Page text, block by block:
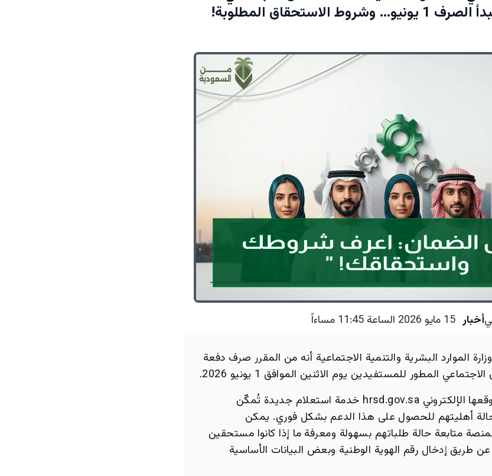
أخبار 15 مايو 2026 الساعة 11:45 مساءاً
الموارد البشرية والتنمية الاجتماعية أنه من المقرر صرف دفعة
المطور للمستفيدين يوم الاثنين الموافق 1 يونيو 2026.
وأتاحت الوزارة الآن عبر موقعها الإلكتروني hrsd.gov.sa خدمة استعلام جديدة تُمكّن
أهليتهم للحصول على هذا الدعم بشكل فوري. يمكن
متابعة حالة طلباتهم بسهولة ومعرفة ما إذا كانوا مستحقين
طريق إدخال رقم الهوية الوطنية وبعض البيانات الأساسية